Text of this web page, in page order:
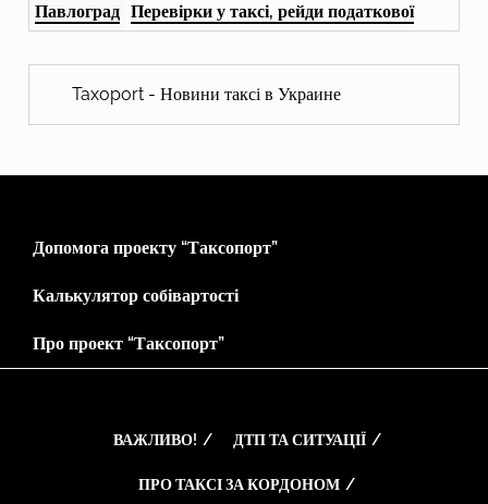
Павлоград Перевірки у таксі, рейди податкової
Taxoport - Новини таксі в Украине
Допомога проекту “Таксопорт”
Калькулятор собівартості
Про проект “Таксопорт”
ВАЖЛИВО! ДТП ТА СИТУАЦІЇ
ПРО ТАКСІ ЗА КОРДОНОМ